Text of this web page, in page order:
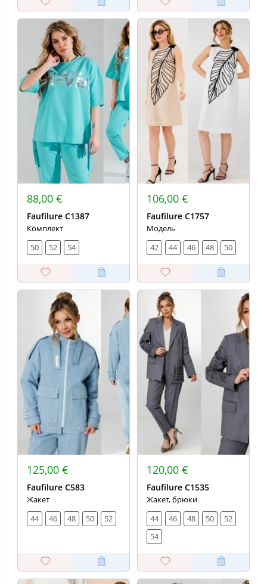
88,00 €
Faufilure C1387
Комплект
50
52 54
106,00 €
Faufilure С1757
Модель
42
44 46 48 50
125,00 €
Faufilure С583
Жакет
44
46 48 50 52
120,00 €
Faufilure C1535
Жакет, брюки
44
46 48 50
52
54